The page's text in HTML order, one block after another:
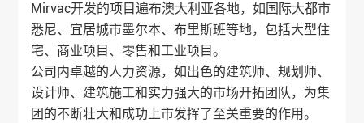
Mirvac开发的项目遍布澳大利亚各地，如国际大都市
悉尼、宜居城市墨尔本、布里斯班等地，包括大型住
宅、商业项目、零售和工业项目。
公司内卓越的人力资源，如出色的建筑师、规划师、
设计师、建筑施工和实力强大的市场开拓团队，为集
团的不断壮大和成功上市发挥了至关重要的作用。